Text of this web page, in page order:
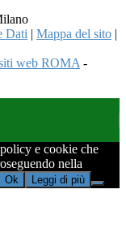
Dati | Mappa del sito |
web ROMA -
e cookie che
nella
Ok Leggi di più